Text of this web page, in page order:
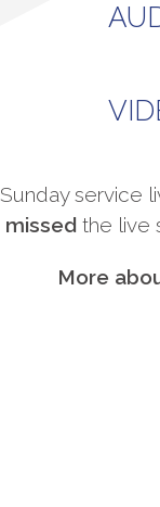
Sunday service
missed the live
More